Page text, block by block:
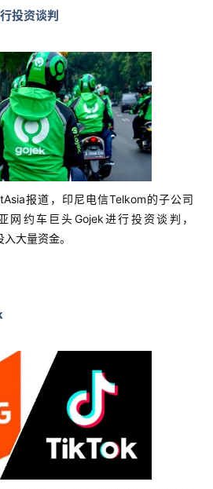
投资谈判
报道，印尼电信Telkom的子公司
网约车巨头Gojek进行投资谈判，
大量资金。